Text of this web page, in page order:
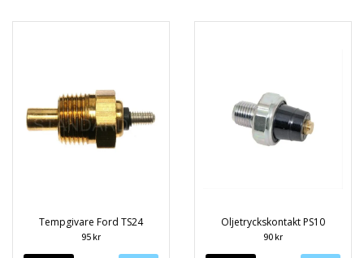
Tempgivare Ford TS24
95 kr
Oljetryckskontakt PS10
90 kr